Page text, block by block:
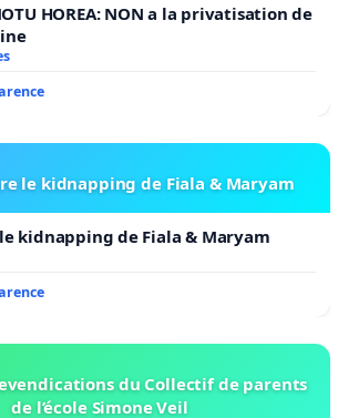
HOREA: NON a la privatisation de
le kidnapping de Fiala & Maryam
kidnapping de Fiala & Maryam
du Collectif de parents
de l’école Simone Veil